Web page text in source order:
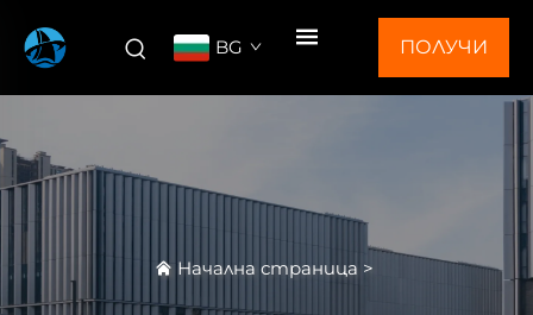
BG ПОЛУЧИ
Начална страница >